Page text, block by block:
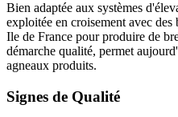
Bien adaptée aux systèmes
exploitée en croisement avec
Ile de France pour produire de
démarche qualité, permet
agneaux produits.
Signes de Qualité